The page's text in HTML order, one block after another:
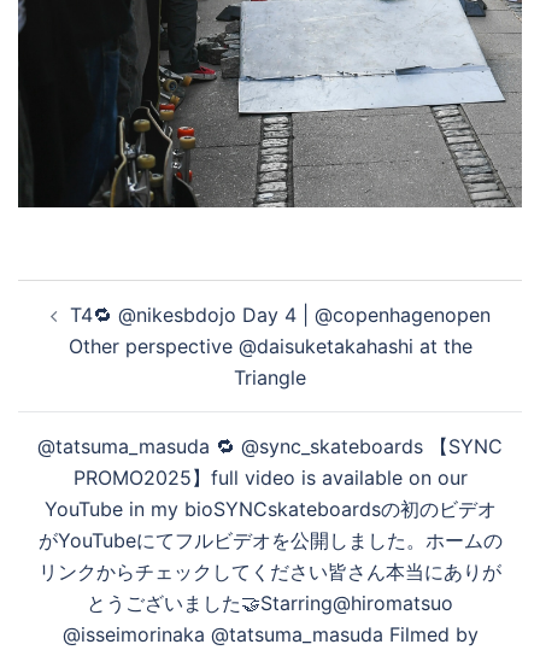
ゲ
ー
シ
ョ
ン
T4🔁 @nikesbdojo Day 4 | @copenhagenopen
Other perspective @daisuketakahashi at the
Triangle
@tatsuma_masuda 🔁 @sync_skateboards 【SYNC
PROMO2025】full video is available on our
YouTube in my bioSYNCskateboardsの初のビデオ
がYouTubeにてフルビデオを公開しました。ホームの
リンクからチェックしてください皆さん本当にありが
とうございました🤝Starring@hiromatsuo
@isseimorinaka @tatsuma_masuda Filmed by